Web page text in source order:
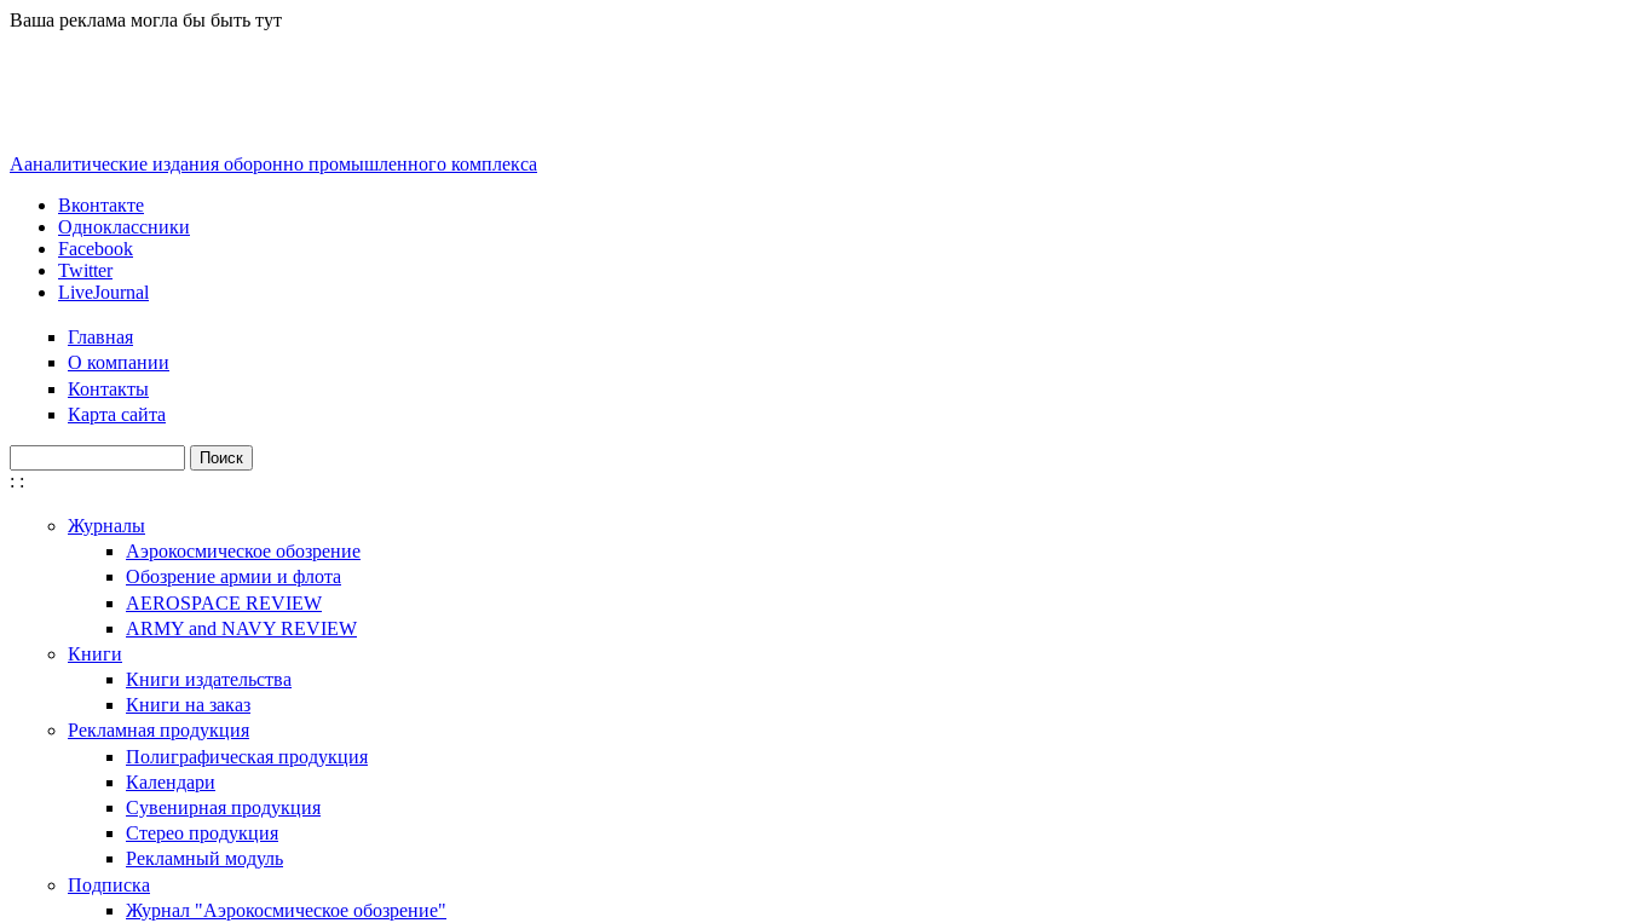
Перейти к основному содержанию
Ваша реклама могла бы быть тут
Ааналитические издания оборонно промышленного комплекса
Вконтакте
Одноклассники
Facebook
Twitter
LiveJournal
Главная
О компании
Контакты
Карта сайта
Форма поиска
: :
Журналы
Аэрокосмическое обозрение
Обозрение армии и флота
AEROSPACE REVIEW
ARMY and NAVY REVIEW
Книги
Книги издательства
Книги на заказ
Рекламная продукция
Полиграфическая продукция
Календари
Сувенирная продукция
Стерео продукция
Рекламный модуль
Подписка
Журнал "Аэрокосмическое обозрение"